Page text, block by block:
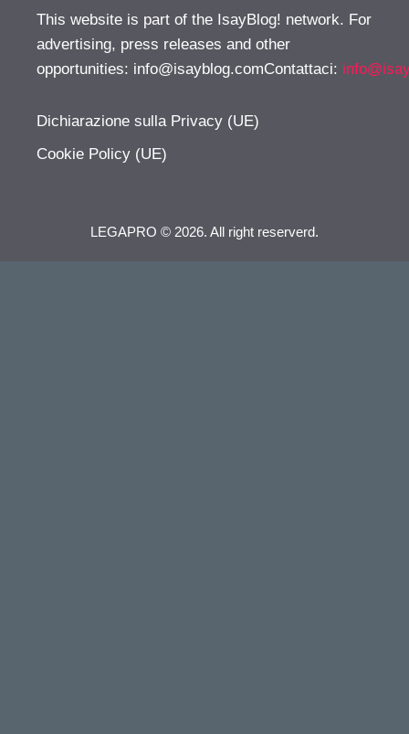
This website is part of the IsayBlog! network. For
advertising, press releases and other
opportunities: info@isayblog.comContattaci:
Dichiarazione sulla Privacy (UE)
Cookie Policy (UE)
LEGAPRO © 2026. All right reserverd.